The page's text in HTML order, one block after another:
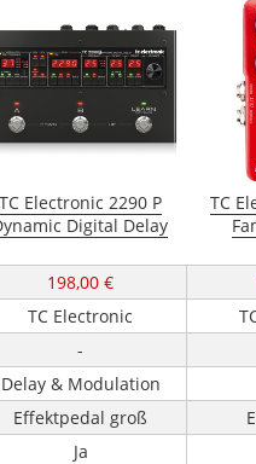
TC Electronic 2290 P
Digital Delay
TC
198,00 €
TC Electronic
-
Delay & Modulation
Effektpedal groß
Ja